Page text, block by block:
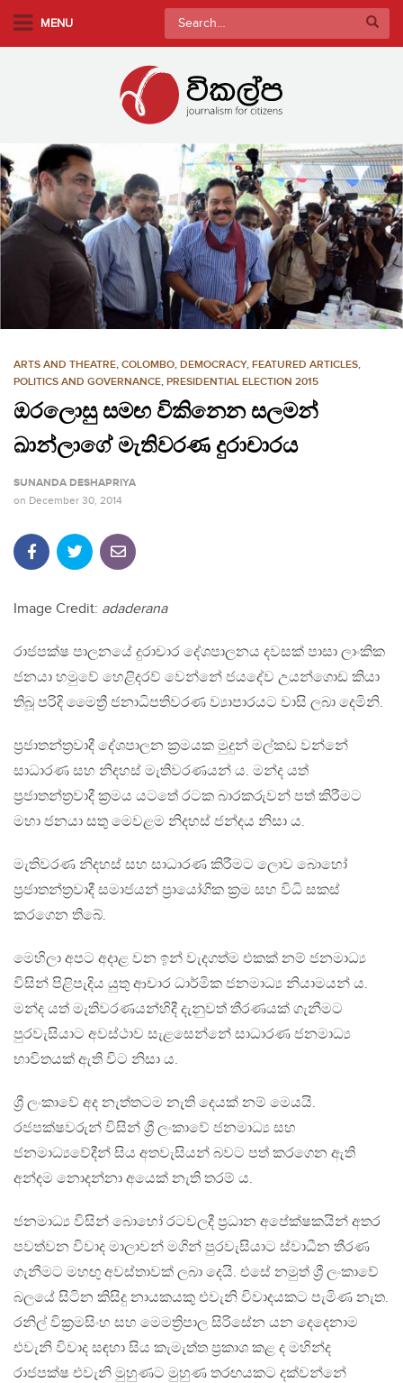
a
i
n
c
o
e
MENU
Search
for:
ARTS AND THEATRE, COLOMBO, DEMOCRACY, FEATURED ARTICLES,
POLITICS AND GOVERNANCE, PRESIDENTIAL ELECTION 2015
ඔරලොසු සමඟ විකිනෙන සලමන්
ඛාන්ලාගේ මැතිවරණ දුරාචාරය
SUNANDA DESHAPRIYA
on December 30, 2014
Image Credit: adaderana
රාජපක්ෂ පාලනයේ දුරාචාර දේශපාලනය දවසක් පාසා ලාංකික
ජනයා හමුවේ හෙළිදරව් වෙන්නේ ජයදේව උයන්ගොඩ කියා
තිබූ පරිදි මෛත්‍රී ජනාධිපතිවරණ ව්‍යාපාරයට වාසි ලබා දෙමිනි.
ප්‍රජාතන්ත්‍රවාදී දේශපාලන ක්‍රමයක මුදුන් මල්කඩ වන්නේ
සාධාරණ සහ නිදහස් මැතිවරණයන් ය. මන්ද යත්
ප්‍රජාතන්ත්‍රවාදී ක්‍රමය යටතේ රටක බාරකරුවන් පත් කිරීමට
මහා ජනයා සතු මෙවළම නිදහස් ජන්දය නිසා ය.
මැතිවරණ නිදහස් සහ සාධාරණ කිරීමට ලොව බොහෝ
ප්‍රජාතන්ත්‍රවාදී සමාජයන් ප්‍රායෝගික ක්‍රම සහ විධි සකස්
කරගෙන තිබේ.
මෙහිලා අපට අදාළ වන ඉන් වැදගත්ම එකක් නම් ජනමාධ්‍ය
විසින් පිළිපැදිය යුතු ආචාර ධාර්මික ජනමාධ්‍ය නියාමයන් ය.
මන්ද යත් මැතිවරණයන්හිදී දැනුවත් තීරණයක් ගැනීමට
පුරවැසියාට අවස්ථාව සැළසෙන්නේ සාධාරණ ජනමාධ්‍ය
භාවිතයක් ඇති විට නිසා ය.
ශ්‍රී ලංකාවේ අද නැත්තටම නැති දෙයක් නම් මෙයයි.
රජපක්ෂවරුන් විසින් ශ්‍රී ලංකාවේ ජනමාධ්‍ය සහ
ජනමාධ්‍යවේදීන් සිය අතවැසියන් බවට පත් කරගෙන ඇති
අන්දම නොදන්නා අයෙක් නැති තරම් ය.
ජනමාධ්‍ය විසින් බොහෝ රටවලදී ප්‍රධාන අපේක්ෂකයින් අතර
පවත්වන විවාද මාලාවන් මගින් පුරවැසියාට ස්වාධීන තීරණ
ගැනීමට මහඟු අවස්තාවක් ලබා දෙයි. එසේ නමුත් ශ්‍රී ලංකාවේ
බලයේ සිටින කිසිදු නායකයකු එවැනි විවාදයකට පැමිණ නැත.
රනිල් වික්‍රමසිංහ සහ මෙමත්‍රිපාල සිරිසේන යන දෙදෙනාම
එවැනි විවාද සඳහා සිය කැමැත්ත ප්‍රකාශ කළ ද මහින්ද
රාජපක්ෂ එවැනි මුහුණට මුහුණ තරඟයකට දක්වන්නේ